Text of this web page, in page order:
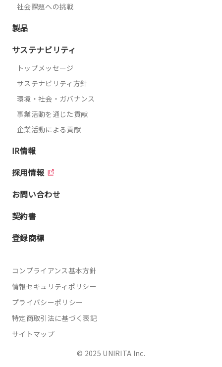
社会課題への挑戦
製品
サステナビリティ
トップメッセージ
サステナビリティ方針
環境・社会・ガバナンス
事業活動を通じた貢献
企業活動による貢献
IR情報
採用情報
お問い合わせ
契約書
登録商標
コンプライアンス基本方針
情報セキュリティポリシー
プライバシーポリシー
特定商取引法に基づく表記
サイトマップ
© 2025 UNIRITA Inc.